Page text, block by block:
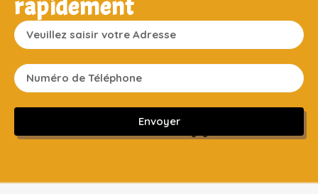
rapidement
Envoyer
Sans engagement ni frais cachés